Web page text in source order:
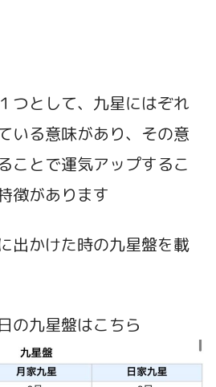
つとして、 九星にはぞれ
いる意味があり、その意
ことで運気アップするこ
徴があります
出かけた時の九星盤を載
の九星盤はこちら